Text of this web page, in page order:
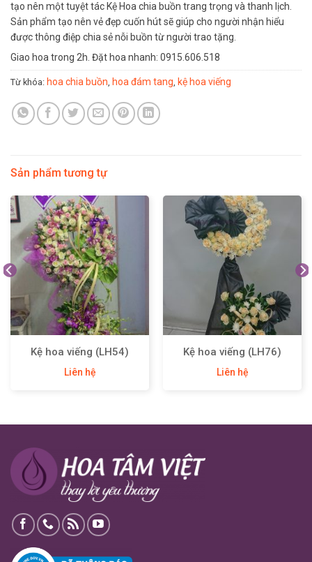
tạo nên một tuyệt tác Kệ Hoa chia buồn trang trọng và thanh lịch.
Sản phẩm tạo nên vẻ đẹp cuốn hút sẽ giúp cho người nhận hiểu
được thông điệp chia sẻ nỗi buồn từ người trao tặng.
Giao hoa trong 2h. Đặt hoa nhanh: 0915.606.518
Từ khóa: hoa chia buồn, hoa đám tang, kệ hoa viếng
Sản phẩm tương tự
Kệ hoa viếng (LH54)
Liên hệ
Kệ hoa viếng (LH76)
Liên hệ